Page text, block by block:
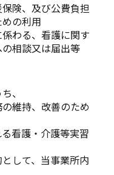
険、及び公費負担
の利用
わる、看護に関す
相談又は届出等
、
維持、改善のため
看護・介護等実習
して、当事業所内